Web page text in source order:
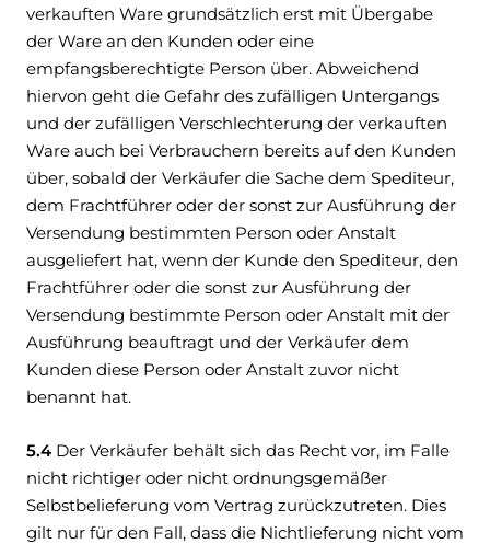
verkauften Ware grundsätzlich erst mit Übergabe
der Ware an den Kunden oder eine
empfangsberechtigte Person über. Abweichend
hiervon geht die Gefahr des zufälligen Untergangs
und der zufälligen Verschlechterung der verkauften
Ware auch bei Verbrauchern bereits auf den Kunden
über, sobald der Verkäufer die Sache dem Spediteur,
dem Frachtführer oder der sonst zur Ausführung der
Versendung bestimmten Person oder Anstalt
ausgeliefert hat, wenn der Kunde den Spediteur, den
Frachtführer oder die sonst zur Ausführung der
Versendung bestimmte Person oder Anstalt mit der
Ausführung beauftragt und der Verkäufer dem
Kunden diese Person oder Anstalt zuvor nicht
benannt hat.
5.4 Der Verkäufer behält sich das Recht vor, im Falle
nicht richtiger oder nicht ordnungsgemäßer
Selbstbelieferung vom Vertrag zurückzutreten. Dies
gilt nur für den Fall, dass die Nichtlieferung nicht vom